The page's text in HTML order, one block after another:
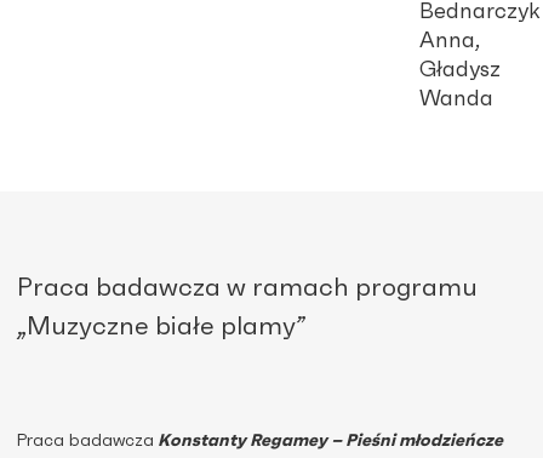
Bednarczyk
Anna,
Gładysz
Wanda
Praca badawcza w ramach programu
„Muzyczne białe plamy”
Praca badawcza Konstanty Regamey – Pieśni młodzieńcze